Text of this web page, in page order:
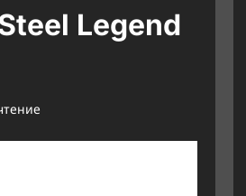
Legend